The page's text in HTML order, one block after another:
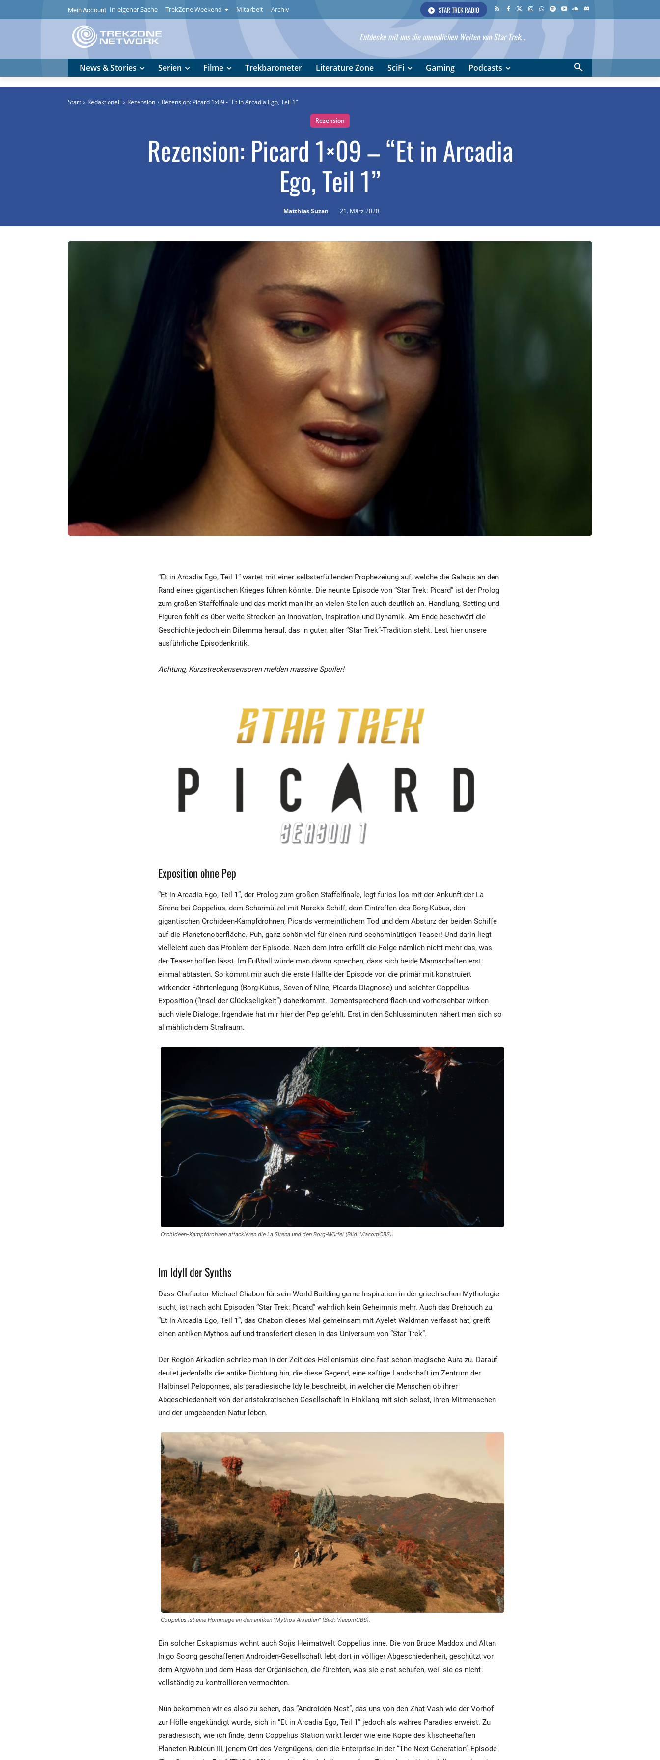
Mein Account In eigener Sache TrekZone Weekend Mitarbeit Archiv STAR TREK RADIO
Entdecke mit uns die unendlichen Weiten von Star Trek...
News & Stories Serien Filme Trekbarometer Literature Zone SciFi Gaming Podcasts
Start Redaktionell Rezension Rezension: Picard 1x09 - "Et in Arcadia Ego, Teil 1"
Rezension
Rezension: Picard 1×09 – “Et in Arcadia
Ego, Teil 1”
Matthias Suzan 21. März 2020
“Et in Arcadia Ego, Teil 1” wartet mit einer selbsterfüllenden Prophezeiung auf, welche die Galaxis an den
Rand eines gigantischen Krieges führen könnte. Die neunte Episode von “Star Trek: Picard” ist der Prolog
zum großen Staffelfinale und das merkt man ihr an vielen Stellen auch deutlich an. Handlung, Setting und
Figuren fehlt es über weite Strecken an Innovation, Inspiration und Dynamik. Am Ende beschwört die
Geschichte jedoch ein Dilemma herauf, das in guter, alter “Star Trek”-Tradition steht. Lest hier unsere
ausführliche Episodenkritik.
Achtung, Kurzstreckensensoren melden massive Spoiler!
Exposition ohne Pep
“Et in Arcadia Ego, Teil 1”, der Prolog zum großen Staffelfinale, legt furios los mit der Ankunft der La
Sirena bei Coppelius, dem Scharmützel mit Nareks Schiff, dem Eintreffen des Borg-Kubus, den
gigantischen Orchideen-Kampfdrohnen, Picards vermeintlichem Tod und dem Absturz der beiden Schiffe
auf die Planetenoberfläche. Puh, ganz schön viel für einen rund sechsminütigen Teaser! Und darin liegt
vielleicht auch das Problem der Episode. Nach dem Intro erfüllt die Folge nämlich nicht mehr das, was
der Teaser hoffen lässt. Im Fußball würde man davon sprechen, dass sich beide Mannschaften erst
einmal abtasten. So kommt mir auch die erste Hälfte der Episode vor, die primär mit konstruiert
wirkender Fährtenlegung (Borg-Kubus, Seven of Nine, Picards Diagnose) und seichter Coppelius-
Exposition (“Insel der Glückseligkeit”) daherkommt. Dementsprechend flach und vorhersehbar wirken
auch viele Dialoge. Irgendwie hat mir hier der Pep gefehlt. Erst in den Schlussminuten nähert man sich so
allmählich dem Strafraum.
Orchideen-Kampfdrohnen attackieren die La Sirena und den Borg-Würfel (Bild: ViacomCBS).
Im Idyll der Synths
Dass Chefautor Michael Chabon für sein World Building gerne Inspiration in der griechischen Mythologie
sucht, ist nach acht Episoden “Star Trek: Picard” wahrlich kein Geheimnis mehr. Auch das Drehbuch zu
“Et in Arcadia Ego, Teil 1”, das Chabon dieses Mal gemeinsam mit Ayelet Waldman verfasst hat, greift
einen antiken Mythos auf und transferiert diesen in das Universum von “Star Trek”.
Der Region Arkadien schrieb man in der Zeit des Hellenismus eine fast schon magische Aura zu. Darauf
deutet jedenfalls die antike Dichtung hin, die diese Gegend, eine saftige Landschaft im Zentrum der
Halbinsel Peloponnes, als paradiesische Idylle beschreibt, in welcher die Menschen ob ihrer
Abgeschiedenheit von der aristokratischen Gesellschaft in Einklang mit sich selbst, ihren Mitmenschen
und der umgebenden Natur leben.
Coppelius ist eine Hommage an den antiken “Mythos Arkadien” (Bild: ViacomCBS).
Ein solcher Eskapismus wohnt auch Sojis Heimatwelt Coppelius inne. Die von Bruce Maddox und Altan
Inigo Soong geschaffenen Androiden-Gesellschaft lebt dort in völliger Abgeschiedenheit, geschützt vor
dem Argwohn und dem Hass der Organischen, die fürchten, was sie einst schufen, weil sie es nicht
vollständig zu kontrollieren vermochten.
Nun bekommen wir es also zu sehen, das “Androiden-Nest”, das uns von den Zhat Vash wie der Vorhof
zur Hölle angekündigt wurde, sich in “Et in Arcadia Ego, Teil 1” jedoch als wahres Paradies erweist. Zu
paradiesisch, wie ich finde, denn Coppelius Station wirkt leider wie eine Kopie des klischeehaften
Planeten Rubicun III, jenem Ort des Vergnügens, den die Enterprise in der “The Next Generation“-Episode